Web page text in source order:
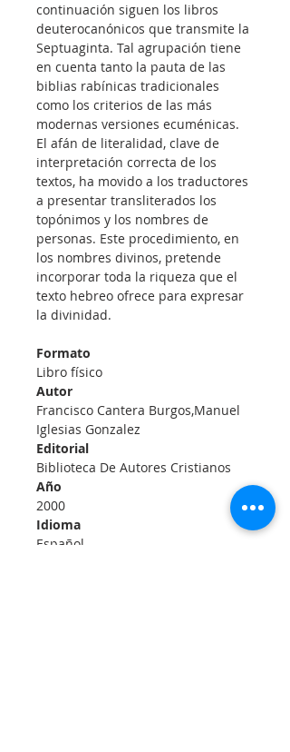
continuación siguen los libros
deuterocanónicos que transmite la
Septuaginta. Tal agrupación tiene
en cuenta tanto la pauta de las
biblias rabínicas tradicionales
como los criterios de las más
modernas versiones ecuménicas.
El afán de literalidad, clave de
interpretación correcta de los
textos, ha movido a los traductores
a presentar transliterados los
topónimos y los nombres de
personas. Este procedimiento, en
los nombres divinos, pretende
incorporar toda la riqueza que el
texto hebreo ofrece para expresar
la divinidad.
Formato
Libro físico
Autor
Francisco Cantera Burgos,Manuel
Iglesias Gonzalez
Editorial
Biblioteca De Autores Cristianos
Año
2000
Idioma
Español